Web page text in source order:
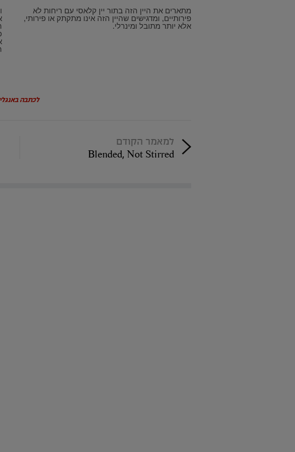
מתארים את היין הזה בתור יין קלאסי עם ריחות לא
פירותיים, ומדגישים שהיין הזה אינו מתקתק או פירותי,
אלא יותר מתובל ומינרלי.
לכתבה
למאמר הקודם
Blended, Not Stirred